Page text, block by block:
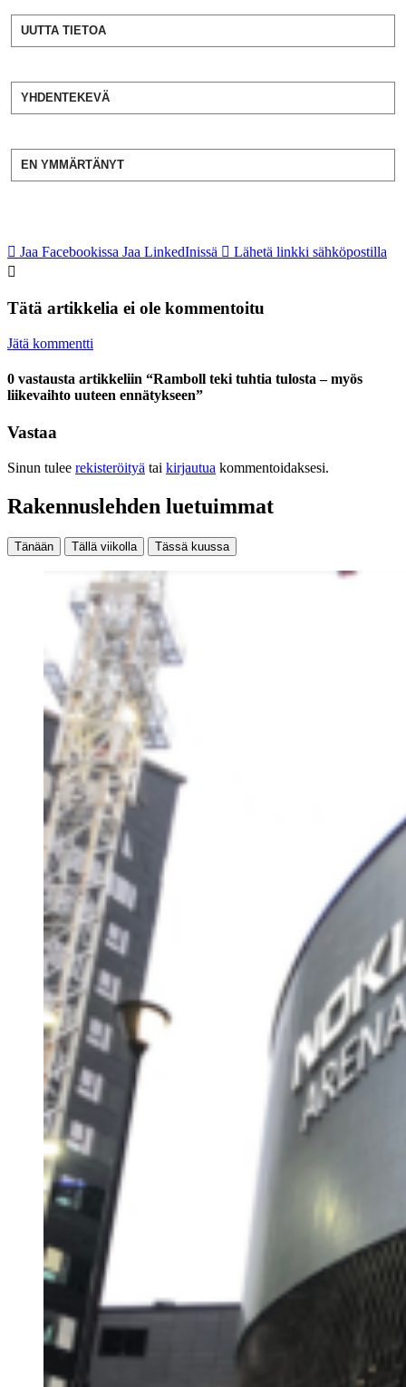
UUTTA TIETOA
YHDENTEKEVÄ
EN YMMÄRTÄNYT
Jaa Facebookissa Jaa LinkedInissä Lähetä linkki sähköpostilla
Tätä artikkelia ei ole kommentoitu
Jätä kommentti
0 vastausta artikkeliin “Ramboll teki tuhtia tulosta – myös
liikevaihto uuteen ennätykseen”
Vastaa
Sinun tulee rekisteröityä tai kirjautua kommentoidaksesi.
Rakennuslehden luetuimmat
Tänään Tällä viikolla Tässä kuussa